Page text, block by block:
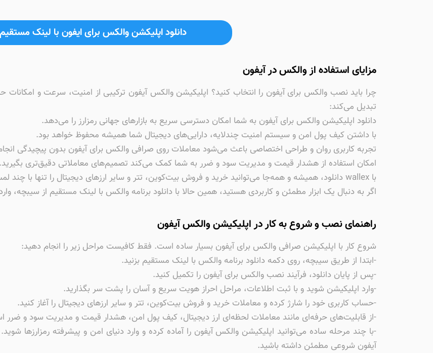
دانلود اپلیکشن والکس برای ایفون با لینک مستقیم
مزایای استفاده از والکس در آیفون
تبدیل می‌کند:
دانلود اپلیکیشن والکس برای آیفون به شما امکان دسترسی سریع به بازارهای جهانی رمزارز را می‌دهد.
با داشتن کیف پول امن و سیستم امنیت چندلایه، دارایی‌های دیجیتال شما همیشه محفوظ خواهد بود.
تجربه کاربری روان و طراحی اختصاصی باعث می‌شود معاملات روی صرافی والکس برای آیفون بدون پیچیدگی
امکان استفاده از هشدار قیمت و مدیریت سود و ضرر به شما کمک می‌کند تصمیم‌های معاملاتی دقیق‌تری بگیرید.
با wallex دانلود، همیشه و همه‌جا می‌توانید خرید و فروش بیت‌کوین، تتر و سایر ارزهای دیجیتال را تنها با چند لمس انجام دهید.
اگر به دنبال یک ابزار مطمئن و کاربردی هستید، همین حالا با دانلود برنامه والکس با لینک مستقیم از سیبچه،
راهنمای نصب و شروع به کار در اپلیکیشن والکس آیفون
شروع کار با اپلیکیشن صرافی والکس برای آیفون بسیار ساده است. فقط کافیست مراحل زیر را انجام دهید:
-ابتدا از طریق سیبچه، روی دکمه دانلود برنامه والکس با لینک مستقیم بزنید.
-پس از پایان دانلود، فرآیند نصب والکس برای آیفون را تکمیل کنید.
-وارد اپلیکیشن شوید و با ثبت اطلاعات، مراحل احراز هویت سریع و آسان را پشت سر بگذارید.
-حساب کاربری خود را شارژ کرده و معاملات خرید و فروش بیت‌کوین، تتر و سایر ارزهای دیجیتال را آغاز کنید.
-از قابلیت‌های حرفه‌ای مانند معاملات لحظه‌ای ارز دیجیتال، کیف پول امن، هشدار قیمت و مدیریت سود و ضرر
-با چند مرحله ساده می‌توانید اپلیکیشن والکس آیفون را آماده کرده و وارد دنیای امن و پیشرفته رمزارزها
آیفون شروعی مطمئن داشته باشید.